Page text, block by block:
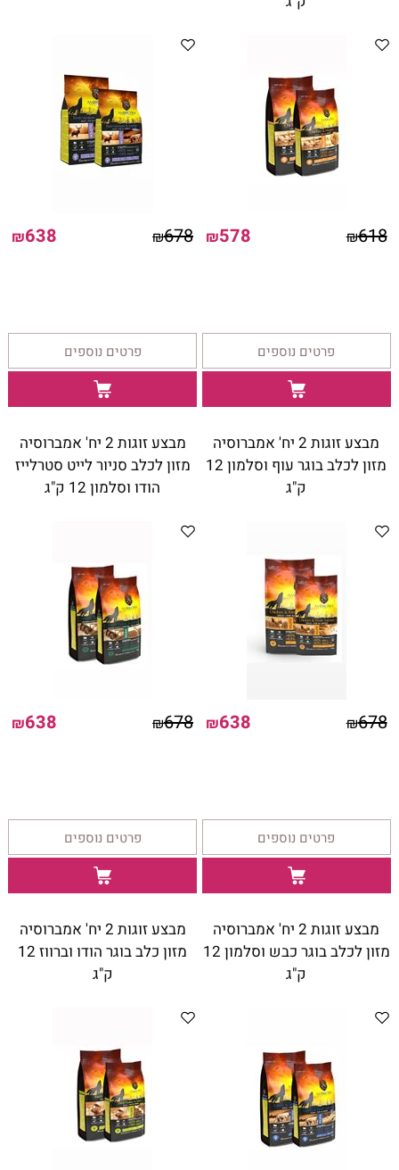
₪618
₪578
פרטים נוספים
₪678
₪638
פרטים נוספים
מבצע זוגות 2 יח' אמברוסיה
מזון לכלב בוגר עוף וסלמון 12
ק"ג
₪678
₪638
פרטים נוספים
מבצע זוגות 2 יח' אמברוסיה
מזון לכלב סניור לייט סטרלייז
הודו וסלמון 12 ק"ג
₪678
₪638
פרטים נוספים
מבצע זוגות 2 יח' אמברוסיה
מזון לכלב בוגר כבש וסלמון 12
ק"ג
מבצע זוגות 2 יח' אמברוסיה
מזון כלב בוגר הודו וברווז 12
ק"ג